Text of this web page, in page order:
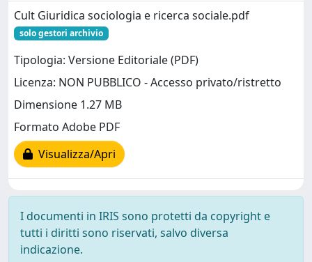
Cult Giuridica sociologia e ricerca sociale.pdf
solo gestori archivio
Tipologia: Versione Editoriale (PDF)
Licenza: NON PUBBLICO - Accesso privato/ristretto
Dimensione 1.27 MB
Formato Adobe PDF
Visualizza/Apri
I documenti in IRIS sono protetti da copyright e
tutti i diritti sono riservati, salvo diversa
indicazione.